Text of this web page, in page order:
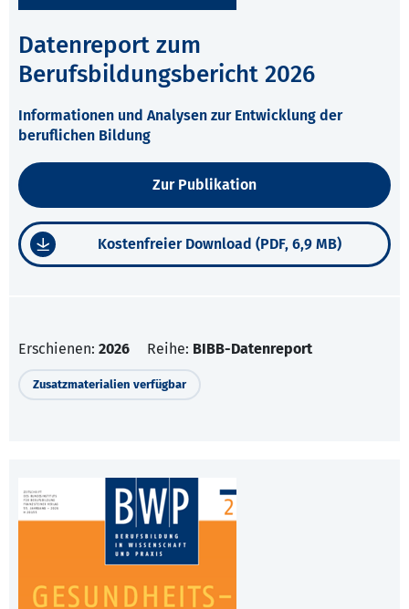
Datenreport zum
Berufsbildungsbericht 2026
Informationen und Analysen zur Entwicklung der
beruflichen Bildung
Zur Publikation
Kostenfreier Download (PDF, 6,9 MB)
Erschienen: 2026 Reihe: BIBB-Datenreport
Zusatzmaterialien verfügbar